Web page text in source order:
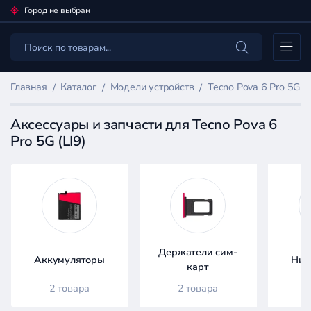
Город не выбран
Каталог
Главная Каталог Модели устройств Tecno Pova 6 Pro 5G
Аксессуары и запчасти для Tecno Pova 6
Pro 5G (LI9)
Фильтр
товаров
Аккумуляторы
2 товара
Держатели сим-
карт
2 товара